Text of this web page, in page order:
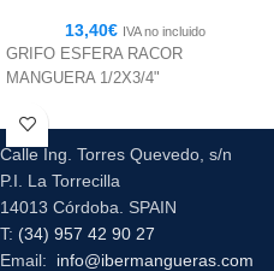
13,40€ IVA no incluido
GRIFO ESFERA RACOR
MANGUERA 1/2X3/4"
Calle Ing. Torres Quevedo, s/n
P.I. La Torrecilla
14013 Córdoba. SPAIN
T: (34) 957 42 90 27
Email: info@ibermangueras.com